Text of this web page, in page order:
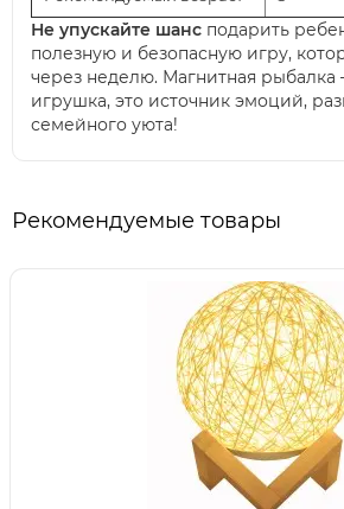
Не упускайте шанс подарить
полезную и безопасную игру,
через неделю. Магнитная рыбалка
игрушка, это источник эмоций,
семейного уюта!
Рекомендуемые товары